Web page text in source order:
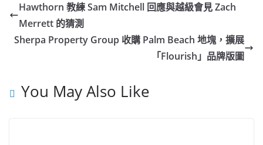
Hawthorn 教練 Sam Mitchell 回應與越級會見 Zach
Merrett 的猜測
Sherpa Property Group 收購 Palm Beach 地塊，擴展
「Flourish」品牌版圖
You May Also Like